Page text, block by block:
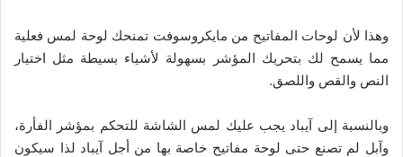
وهذا لأن لوحات المفاتيح من مايكروسوفت تمنحك لوحة لمس فعلية
مما يسمح لك بتحريك المؤشر بسهولة لأشياء بسيطة مثل اختيار
النص والقص واللصق.
وبالنسبة إلى آيباد يجب عليك لمس الشاشة للتحكم بمؤشر الفأرة،
وآبل لم تصنع حتى لوحة مفاتيح خاصة بها من أجل آيباد لذا سيكون